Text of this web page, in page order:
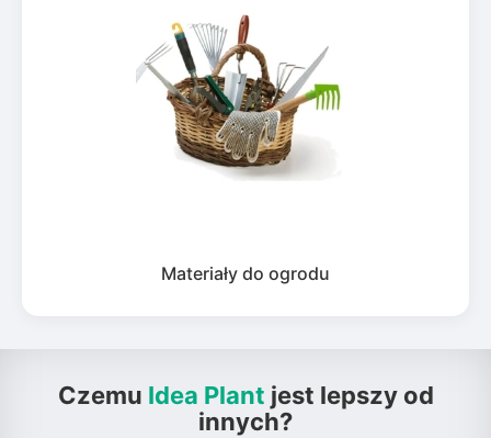
Materiały do ogrodu
Czemu Idea Plant jest lepszy od
innych?